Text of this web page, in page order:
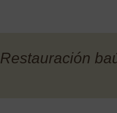
Restauración